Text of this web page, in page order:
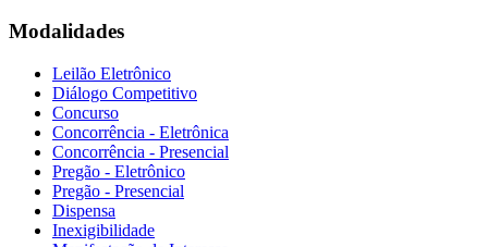
Modalidades
Leilão Eletrônico
Diálogo Competitivo
Concurso
Concorrência - Eletrônica
Concorrência - Presencial
Pregão - Eletrônico
Pregão - Presencial
Dispensa
Inexigibilidade